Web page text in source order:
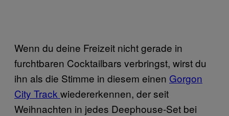
Wenn du deine Freizeit nicht gerade in
furchtbaren Cocktailbars verbringst, wirst du
ihn als die Stimme in diesem einen Gorgon
City Track wiedererkennen, der seit
Weihnachten in jedes Deephouse-Set bei